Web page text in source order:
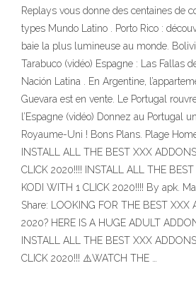
Replays vous donne des centaines de
types Mundo Latino . Porto Rico :
baie la plus lumineuse au monde.
Tarabuco (vidéo) Espagne : Las Fallas
Nación Latina . En Argentine,
Guevara est en vente. Le Portugal
l’Espagne (vidéo) Donnez au Portugal
Royaume-Uni ! Bons Plans. Plage
INSTALL ALL THE BEST XXX
CLICK 2020!!!! INSTALL ALL THE
KODI WITH 1 CLICK 2020!!!! By apk.
Share: LOOKING FOR THE BEST XXX
2020? HERE IS A HUGE ADULT
INSTALL ALL THE BEST XXX
CLICK 2020!!! ⚠️WATCH THE …